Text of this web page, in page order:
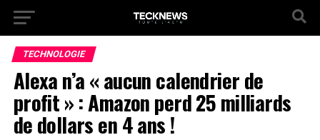
TECHNOLOGIE
Alexa n’a « aucun calendrier de
profit » : Amazon perd 25 milliards
de dollars en 4 ans !